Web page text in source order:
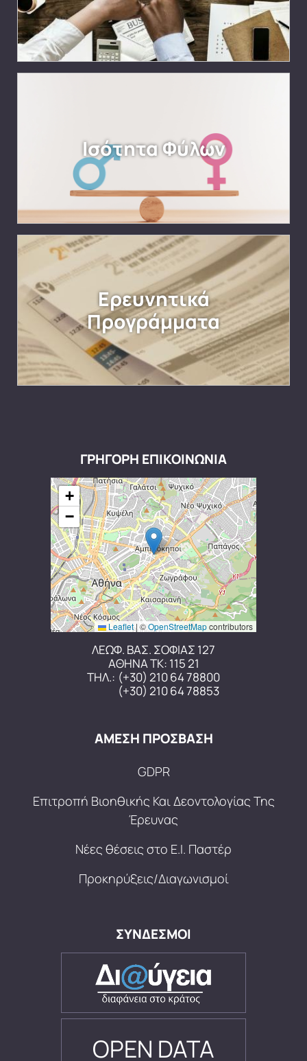
Ισότητα Φύλων
Ερευνητικά
Προγράμματα
ΓΡΗΓΟΡΗ ΕΠΙΚΟΙΝΩΝΙΑ
+
−
Leaflet|©OpenStreetMapcontributors
ΛΕΩΦ. ΒΑΣ. ΣΟΦΙΑΣ 127
ΑΘΗΝΑ ΤΚ: 115 21
ΤΗΛ.: (+30) 210 64 78800
(+30) 210 64 78853
ΑΜΕΣΗ ΠΡΟΣΒΑΣΗ
GDPR
Επιτροπή Βιοηθικής Και Δεοντολογίας Της
Έρευνας
Νέες θέσεις στο Ε.Ι. Παστέρ
Προκηρύξεις/Διαγωνισμοί
ΣΥΝΔΕΣΜΟΙ
OPEN DATA